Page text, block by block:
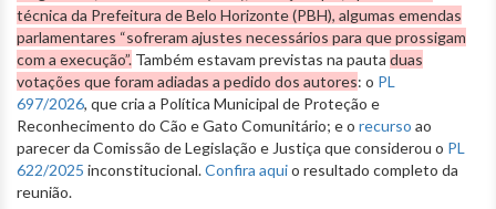
técnica da Prefeitura de Belo Horizonte (PBH), algumas emendas
parlamentares “sofreram ajustes necessários para que prossigam
com a execução”. Também estavam previstas na pauta duas
votações que foram adiadas a pedido dos autores: o PL
697/2026, que cria a Política Municipal de Proteção e
Reconhecimento do Cão e Gato Comunitário; e o recurso ao
parecer da Comissão de Legislação e Justiça que considerou o PL
622/2025 inconstitucional.Confira aquio resultado completo da
reunião.